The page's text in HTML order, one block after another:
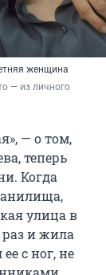
женщина
— из личного
— о том,
теперь
Когда
улица в
раз и жила
с ног, не